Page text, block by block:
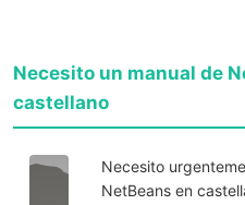
Necesito un manual de
castellano
Necesito
NetBeans en